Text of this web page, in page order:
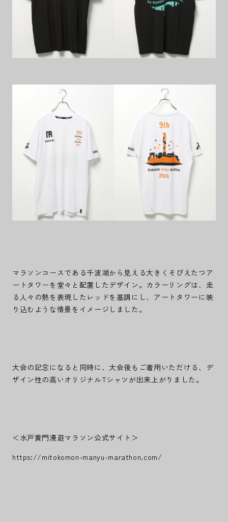
マラソンコースである千波湖から見える大きくそびえたつア
ートタワーを堂々と配置したデザイン。カラーリングは、走
る人々の熱を表現したレッドを基調にし、アートタワーに映
り込むような情景をイメージしました。
大会の記念になると同時に、大会後もご着用いただける、デ
ザイン性の高いオリジナルTシャツが出来上がりました。
＜水戸黄門漫遊マラソン公式サイト＞
https://mitokomon-manyu-marathon.com/